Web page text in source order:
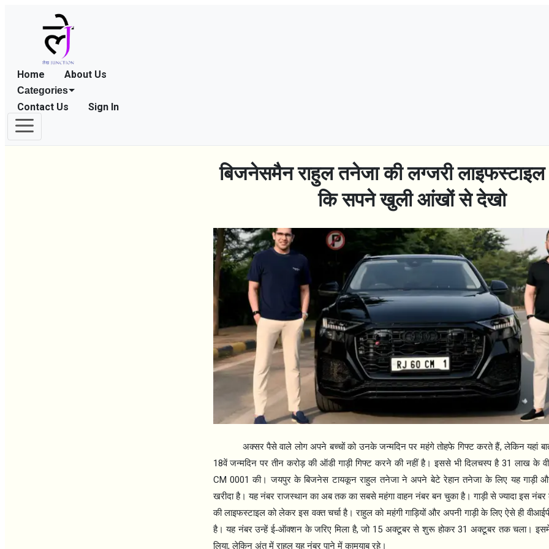
Home About Us
Categories
Contact Us Sign In
बिजनेसमैन राहुल तनेजा की लग्जरी लाइफस्टाइल
कि सपने खुली आंखों से देखो
अक्सर पैसे वाले लोग अपने बच्चों को उनके जन्मदिन पर महंगे तोहफे गिफ्ट करते हैं,लेकिन यहां
18वें जन्मदिन पर तीन करोड़ की ऑडी गाड़ी गिफ्ट करने की नहीं है। इससे भी दिलचस्प है 31लाख के
CM 0001की। जयपुर के बिजनेस टायकून राहुल तनेजा ने अपने बेटे रेहान तनेजा के लिए यह गाड़ी
खरीदा है। यह नंबर राजस्थान का अब तक का सबसे महंगा वाहन नंबर बन चुका है। गाड़ी से ज्यादा इस
की लाइफस्टाइल को लेकर इस वक्त चर्चा है। राहुल को महंगी गाड़ियों और अपनी गाड़ी के लिए ऐसे ही
है। यह नंबर उन्हें ई-ऑक्शन के जरिए मिला है,जो 15 अक्टूबर से शुरू होकर31 अक्टूबर तक चला।
लिया,लेकिन अंत में राहुल यह नंबर पाने में कामयाब रहे।